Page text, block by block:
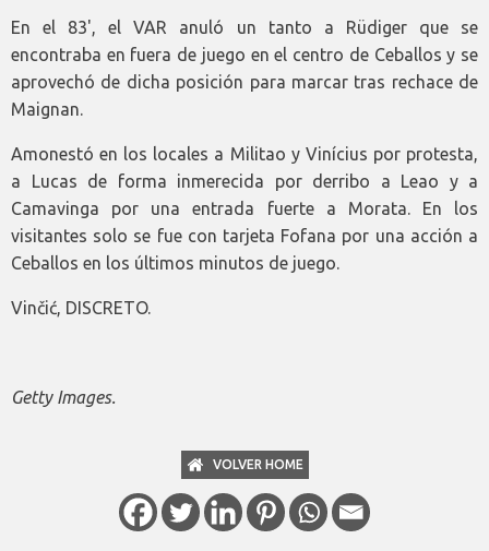
En el 83', el VAR anuló un tanto a Rüdiger que se
encontraba en fuera de juego en el centro de Ceballos y se
aprovechó de dicha posición para marcar tras rechace de
Maignan.
Amonestó en los locales a Militao y Vinícius por protesta,
a Lucas de forma inmerecida por derribo a Leao y a
Camavinga por una entrada fuerte a Morata. En los
visitantes solo se fue con tarjeta Fofana por una acción a
Ceballos en los últimos minutos de juego.
Vinčić, DISCRETO.
Getty Images.
VOLVER HOME